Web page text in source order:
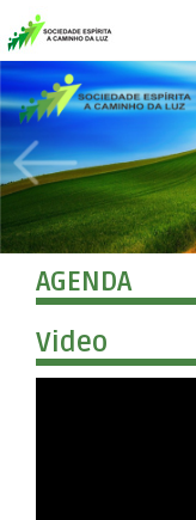
AGENDA
Video